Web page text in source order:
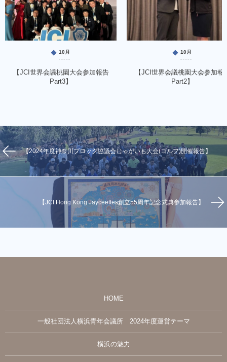
10月
【JCI世界会議桃園大会参加報告
Part3】
10月
【JCI世界会議桃園大会参加報
Part2】
【2024年度神奈川ブロック協議会じゃがいも大会(ゴルフ)開催報告】
【JCI Hong Kong Jayceettes創立55周年記念式典参加報告】
HOME
一般社団法人横浜青年会議所 2024年度運営テーマ
横浜の魅力